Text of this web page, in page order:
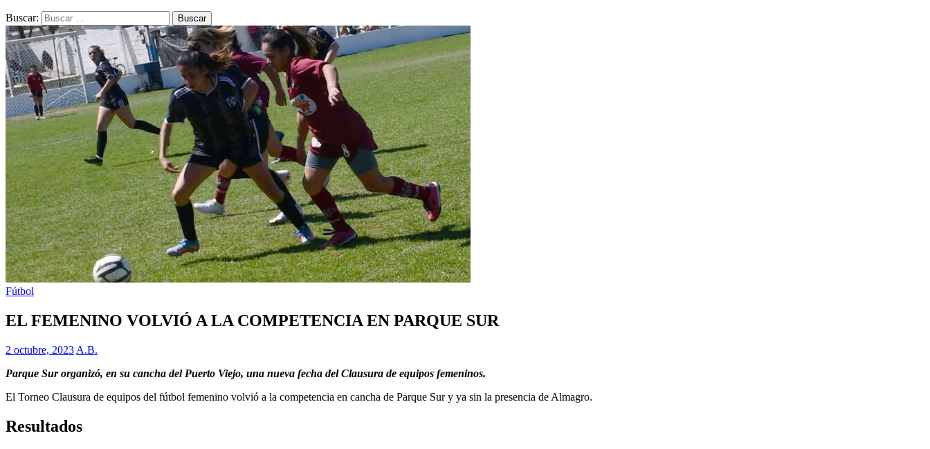
Buscar:
Fútbol
EL FEMENINO VOLVIÓ A LA COMPETENCIA EN PARQUE SUR
2 octubre, 2023 A.B.
Parque Sur organizó, en su cancha del Puerto Viejo, una nueva fecha del Clausura de equipos femeninos.
El Torneo Clausura de equipos del fútbol femenino volvió a la competencia en cancha de Parque Sur y ya sin la presencia de Almagro.
Resultados